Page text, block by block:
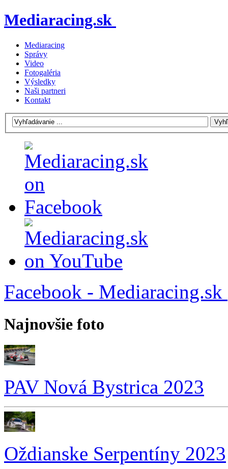
Mediaracing.sk
Mediaracing
Správy
Video
Fotogaléria
Výsledky
Naši partneri
Kontakt
Facebook - Mediaracing.sk
Najnovšie foto
PAV Nová Bystrica 2023
Oždianske Serpentíny 2023